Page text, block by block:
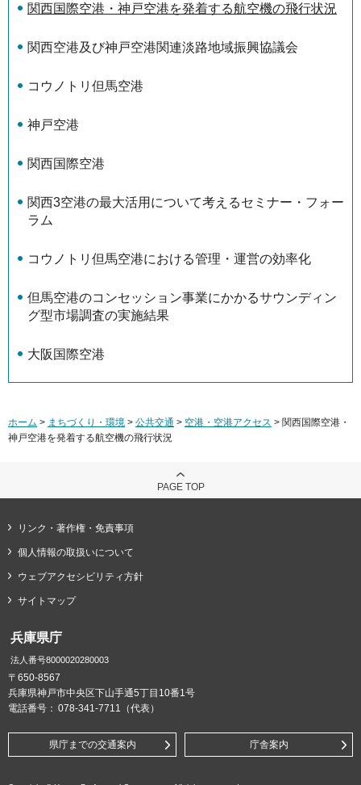
関西国際空港・神戸空港を発着する航空機の飛行状況
関西空港及び神戸空港関連淡路地域振興協議会
コウノトリ但馬空港
神戸空港
関西国際空港
関西3空港の最大活用について考えるセミナー・フォー
ラム
コウノトリ但馬空港における管理・運営の効率化
但馬空港のコンセッション事業にかかるサウンディン
グ型市場調査の実施結果
大阪国際空港
ホーム > まちづくり・環境 > 公共交通 > 空港・空港アクセス > 関西国際空港・
神戸空港を発着する航空機の飛行状況
PAGE TOP
リンク・著作権・免責事項
個人情報の取扱いについて
ウェブアクセシビリティ方針
サイトマップ
兵庫県庁
法人番号8000020280003
〒650-8567
兵庫県神戸市中央区下山手通5丁目10番1号
電話番号： 078-341-7711（代表）
県庁までの交通案内 庁舎案内